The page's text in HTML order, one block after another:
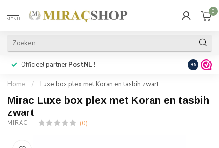
MENU
0
Officieel partner PostNL ! Snelle
9.9
Home / Luxe box plex met Koran en tasbih zwart
Mirac Luxe box plex met Koran en tasbih
zwart
MIRAC (0)